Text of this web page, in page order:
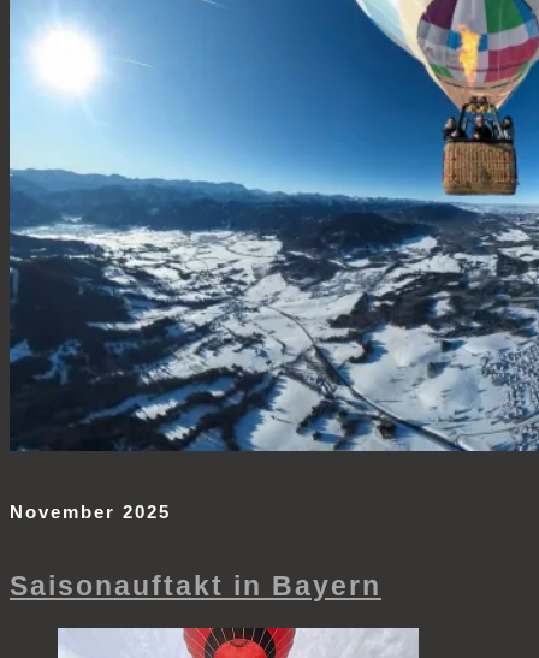
November 2025
Saisonauftakt in Bayern